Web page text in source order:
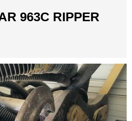
963C RIPPER